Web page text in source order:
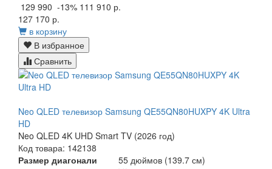
129 990 -13% 111 910 р.
127 170 р.
в корзину
В избранное
Сравнить
Neo QLED телевизор Samsung QE55QN80HUXPY 4K Ultra
HD
Neo QLED 4K UHD Smart TV (2026 год)
Код товара: 142138
Размер диагонали
55 дюймов (139.7 см)